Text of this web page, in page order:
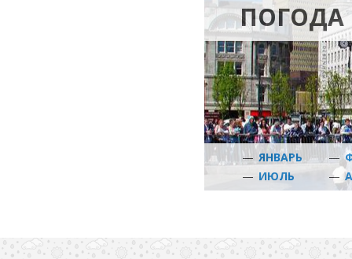
ПОГОДА
— ЯНВАРЬ —
— ИЮЛЬ —